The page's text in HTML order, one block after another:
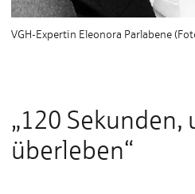
VGH-Expertin Eleonora Parlabene
„120 Sekunden,
überleben“